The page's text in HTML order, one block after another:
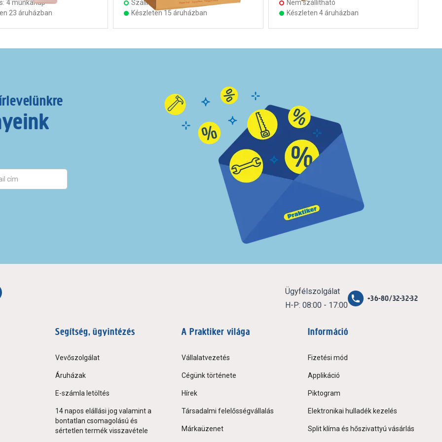
4 munkanap
23 áruházban
Szállítás:
4 munkanap
Készleten 15 áruházban
Nem szállítható
Készleten 4 áruházban
Ügyfélszolgálat
H-P: 08:00 - 17:00
+36-80/32-32-32
Segítség, ügyintézés
Vevőszolgálat
Áruházak
E-számla letöltés
14 napos elállási jog valamint a
bontatlan csomagolású és
sértetlen termék visszavétele
A Praktiker világa
Vállalatvezetés
Cégünk története
Hírek
Társadalmi felelősségvállalás
Márkaüzenet
Információ
Fizetési mód
Applikáció
Piktogram
Elektronikai hulladék kezelés
Split klíma és hőszivattyú vásárlás